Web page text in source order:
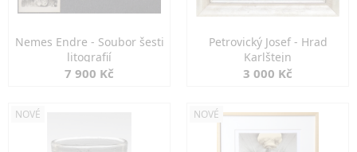
Nemes Endre - Soubor šesti
litografií
7 900 Kč
Petrovický Josef - Hrad
Karlštejn
3 000 Kč
NOVÉ NOVÉ